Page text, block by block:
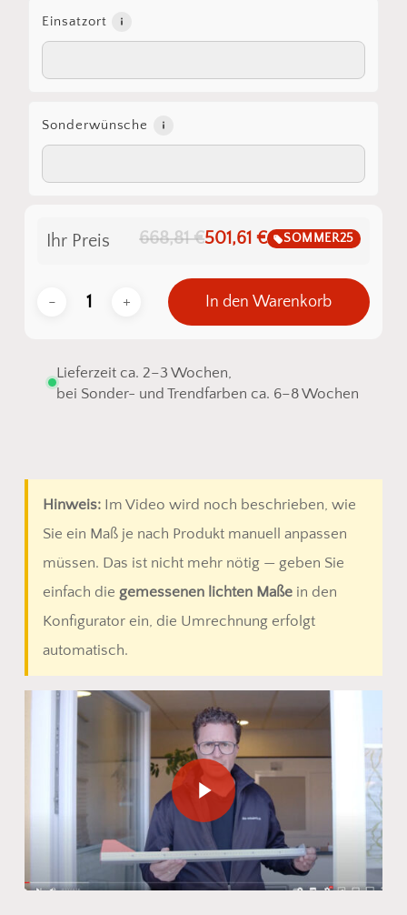
Einsatzort
Sonderwünsche
Ihr Preis 668,81 €501,61 € SOMMER25
In den Warenkorb
Lieferzeit ca. 2–3 Wochen,
bei Sonder- und Trendfarben ca. 6–8 Wochen
Hinweis:Im Video wird noch beschrieben, wie
Sie ein Maß je nach Produkt manuell anpassen
müssen. Das ist nicht mehr nötig — geben Sie
einfach die gemessenen lichten Maßein den
Konfigurator ein, die Umrechnung erfolgt
automatisch.
Play Video